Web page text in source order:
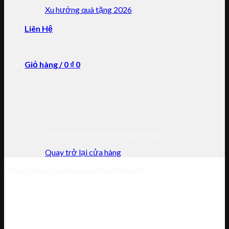
Xu hướng quà tặng 2026
Liên Hệ
Giỏ hàng /0 ₫ 0
Quay trở lại cửa hàng